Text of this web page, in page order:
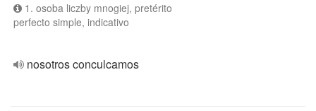
1. osoba liczby mnogiej, pretérito
perfecto simple, indicativo
nosotros conculcamos